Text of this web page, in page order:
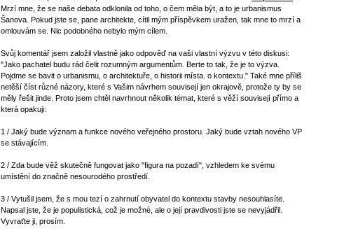
Mrzí mne, že se naše debata odklonila od toho, o čem měla být, a to je urbanismus
Šanova. Pokud jste se, pane architekte, cítil mým příspěvkem uražen, tak mne to mrzí a
omlouvám se. Nic podobného nebylo mým cílem.
Svůj komentář jsem založil vlastně jako odpověď na vaši vlastní výzvu v této diskusi:
"Jako pachatel budu rád čelit rozumným argumentům. Berte to tak, že je to výzva.
Pojdme se bavit o urbanismu, o architektuře, o historii místa. o kontextu." Také mne příliš
netěší číst různé názory, které s Vašim návrhem souvisejí jen okrajově, protože ty by se
měly řešit jinde. Proto jsem chtěl navrhnout několik témat, které s věží souvisejí přímo a
která opakuji:
1 / Jaký bude význam a funkce nového veřejného prostoru. Jaký bude vztah nového VP
se stávajícím.
2 / Zda bude věž skutečně fungovat jako "figura na pozadí", vzhledem ke svému
umístění do značně nesourodého prostředí.
3 / Vytušil jsem, že s mou tezí o zahrnutí obyvatel do kontextu stavby nesouhlasíte.
Napsal jste, že je populistická, což je možné, ale o její pravdivosti jste se nevyjádřil.
Vyvraťte ji, prosím.